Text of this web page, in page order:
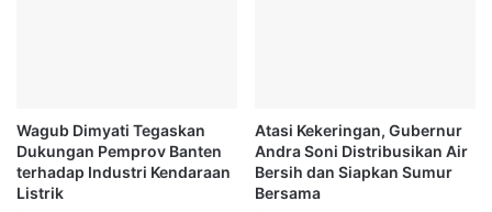
Wagub Dimyati Tegaskan
Dukungan Pemprov Banten
terhadap Industri Kendaraan
Listrik
Atasi Kekeringan, Gubernur
Andra Soni Distribusikan Air
Bersih dan Siapkan Sumur
Bersama